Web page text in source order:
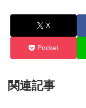
X
Pocket
関連記事